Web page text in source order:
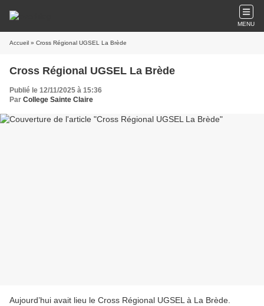
MENU
Accueil » Cross Régional UGSEL La Brède
Cross Régional UGSEL La Brède
Publié le 12/11/2025 à 15:36
Par College Sainte Claire
Aujourd’hui avait lieu le Cross Régional UGSEL à La Brède.